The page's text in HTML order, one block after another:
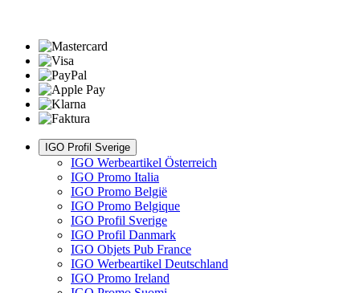
IGO Profil Sverige
IGO Werbeartikel Österreich
IGO Promo Italia
IGO Promo België
IGO Promo Belgique
IGO Profil Sverige
IGO Profil Danmark
IGO Objets Pub France
IGO Werbeartikel Deutschland
IGO Promo Ireland